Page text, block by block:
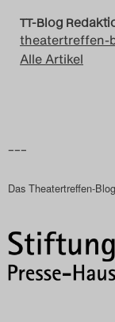
Das
Das
TT-Blog
theatertreffen-
Alle Artikel
–––
Das Theatertreffen-